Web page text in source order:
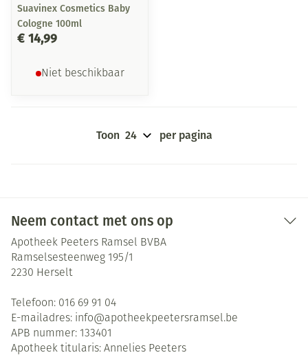
Suavinex Cosmetics Baby
Cologne 100ml
€ 14,99
Niet beschikbaar
Toon per pagina
Neem contact met ons op
Apotheek Peeters Ramsel BVBA
Ramselsesteenweg 195/1
2230 Herselt
Telefoon: 016 69 91 04
E-mailadres: info@apotheekpeetersramsel.be
APB nummer: 133401
Apotheek titularis: Annelies Peeters